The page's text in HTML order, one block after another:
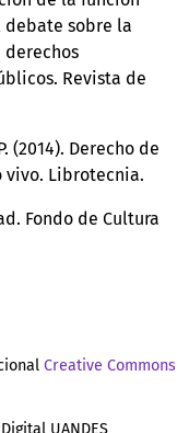
sobre la
Revista de
(2014). Derecho de
vivo. Librotecnia.
Fondo de Cultura
Creative Commons